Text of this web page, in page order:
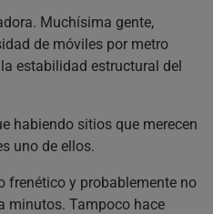
Muchísima gente,
de móviles por metro
estabilidad estructural del
habiendo sitios que merecen
uno de ellos.
frenético y probablemente no
minutos. Tampoco hace